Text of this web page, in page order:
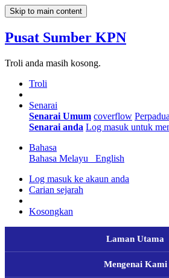
Skip to main content
Pusat Sumber KPN
Troli anda masih kosong.
Troli
Senarai
Senarai Umum coverflow
Senarai anda Log masuk untuk
Bahasa
Bahasa Melayu
English
Log masuk ke akaun anda
Carian sejarah
Kosongkan
Laman Utama
Mengenai Kami